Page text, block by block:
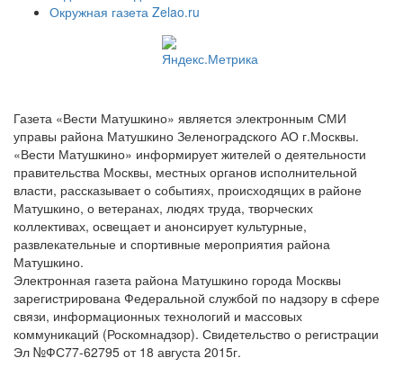
Окружная газета Zelao.ru
Газета «Вести Матушкино» является электронным СМИ
управы района Матушкино Зеленоградского АО г.Москвы.
«Вести Матушкино» информирует жителей о деятельности
правительства Москвы, местных органов исполнительной
власти, рассказывает о событиях, происходящих в районе
Матушкино, о ветеранах, людях труда, творческих
коллективах, освещает и анонсирует культурные,
развлекательные и спортивные мероприятия района
Матушкино.
Электронная газета района Матушкино города Москвы
зарегистрирована Федеральной службой по надзору в сфере
связи, информационных технологий и массовых
коммуникаций (Роскомнадзор). Свидетельство о регистрации
Эл №ФС77-62795 от 18 августа 2015г.